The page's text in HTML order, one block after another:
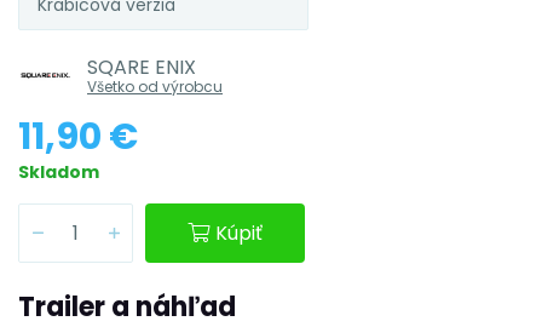
SQARE ENIX
Všetko od výrobcu
11,90 €
Skladom
Kúpiť
Trailer a náhľad